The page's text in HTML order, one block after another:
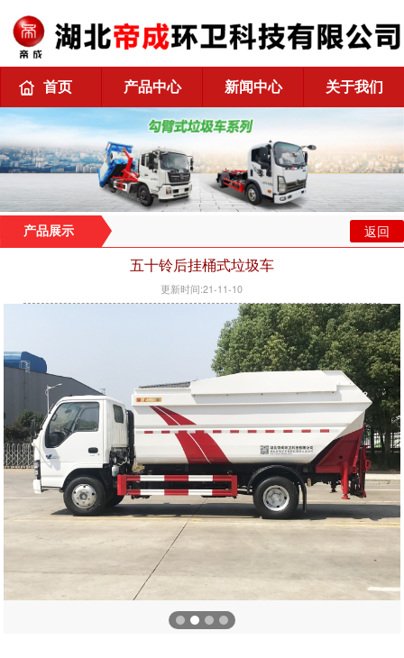
首页 产品中心 新闻中心 关于我们
产品展示 返回
五十铃后挂桶式垃圾车
更新时间:21-11-10